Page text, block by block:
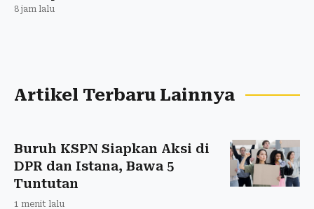
8 jam lalu
Artikel Terbaru Lainnya
Buruh KSPN Siapkan Aksi di
DPR dan Istana, Bawa 5
Tuntutan
1 menit lalu